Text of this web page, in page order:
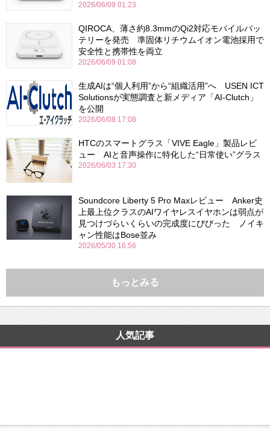
2026/06/09 01:23
QIROCA、薄さ約8.3mmのQi2対応モバイルバッ
テリーを発売 準固体リチウムイオン電池採用で
安全性と携帯性を両立
2026/06/09 01:08
生成AIは“個人利用”から“組織活用”へ USEN ICT
Solutionsが実態調査と新メディア「AI-Clutch」
を公開
2026/06/08 17:08
HTCのスマートグラス「VIVE Eagle」製品レビ
ュー AIと音声操作に特化した“日常使い”グラス
2026/06/03 17:30
Soundcore Liberty 5 Pro Maxレビュー Anker史
上最上位クラスのAIワイヤレスイヤホンは弱点が
見つけづらいくらいの完成度にびびった ノイキ
ャン性能はBose並み
2026/05/30 16:56
もっとみる
人気記事